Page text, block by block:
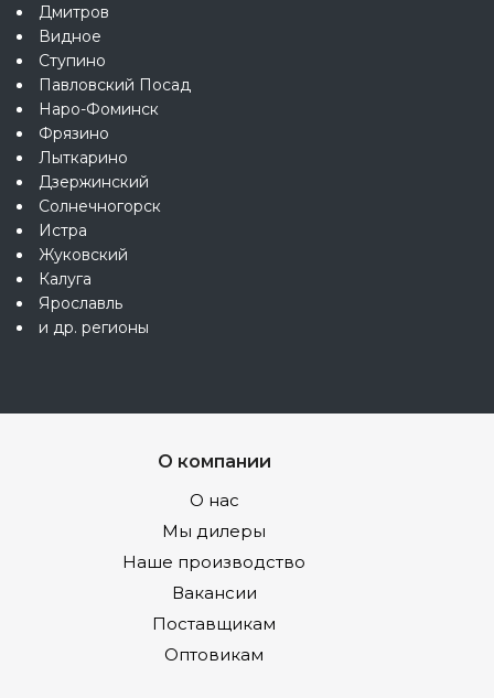
Дмитров
Видное
Ступино
Павловский Посад
Наро-Фоминск
Фрязино
Лыткарино
Дзержинский
Солнечногорск
Истра
Жуковский
Калуга
Ярославль
и др. регионы
О компании
О нас
Мы дилеры
Наше производство
Вакансии
Поставщикам
Оптовикам